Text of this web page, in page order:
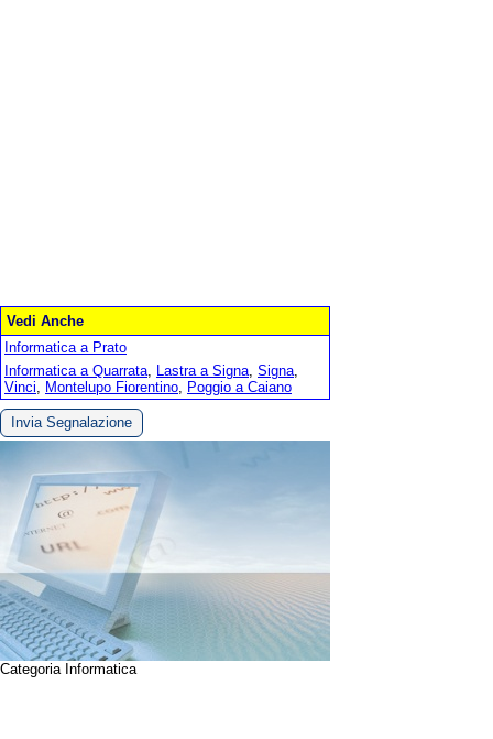
Vedi Anche
Informatica a Prato
Informatica a Quarrata, Lastra a Signa, Signa,
Vinci, Montelupo Fiorentino, Poggio a Caiano
Invia Segnalazione
Categoria Informatica